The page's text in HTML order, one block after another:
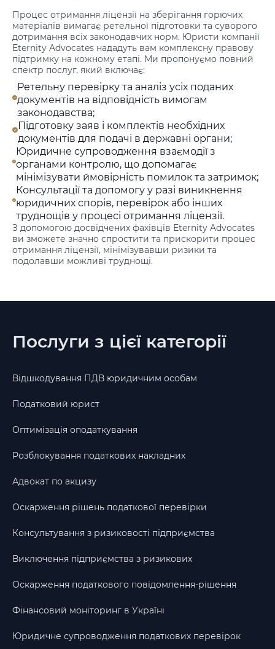
Процес отримання ліцензії на зберігання горючих
матеріалів вимагає ретельної підготовки та суворого
дотримання всіх законодавчих норм. Юристи компанії
Eternity Advocates нададуть вам комплексну правову
підтримку на кожному етапі. Ми пропонуємо повний
спектр послуг, який включає:
Ретельну перевірку та аналіз усіх поданих
документів на відповідність вимогам
законодавства;
Підготовку заяв і комплектів необхідних
документів для подачі в державні органи;
Юридичне супроводження взаємодії з
органами контролю, що допомагає
мінімізувати ймовірність помилок та затримок;
Консультації та допомогу у разі виникнення
юридичних спорів, перевірок або інших
труднощів у процесі отримання ліцензії.
З допомогою досвідчених фахівців Eternity Advocates
ви зможете значно спростити та прискорити процес
отримання ліцензії, мінімізувавши ризики та
подолавши можливі труднощі.
Послуги з цієї категорії
Відшкодування ПДВ юридичним особам
Податковий юрист
Оптимізація оподаткування
Розблокування податкових накладних
Адвокат по акцизу
Оскарження рішень податкової перевірки
Консультування з ризиковості підприємства
Виключення підприємства з ризикових
Оскарження податкового повідомлення-рішення
Фінансовий моніторинг в Україні
Юридичне супроводження податкових перевірок